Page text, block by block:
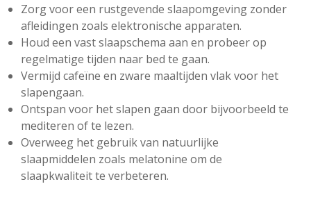
Zorg voor een rustgevende slaapomgeving zonder
afleidingen zoals elektronische apparaten.
Houd een vast slaapschema aan en probeer op
regelmatige tijden naar bed te gaan.
Vermijd cafeïne en zware maaltijden vlak voor het
slapengaan.
Ontspan voor het slapen gaan door bijvoorbeeld te
mediteren of te lezen.
Overweeg het gebruik van natuurlijke
slaapmiddelen zoals melatonine om de
slaapkwaliteit te verbeteren.